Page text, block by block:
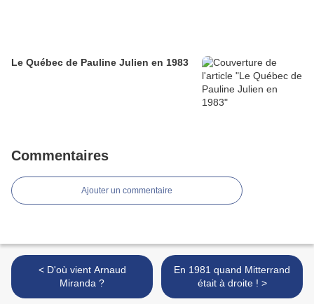
Le Québec de Pauline Julien en 1983
Commentaires
Ajouter un commentaire
< D'où vient Arnaud
Miranda ?
En 1981 quand Mitterrand
était à droite ! >